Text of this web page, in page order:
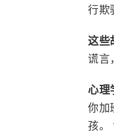
行欺
这些
谎言
心理
你加
孩。